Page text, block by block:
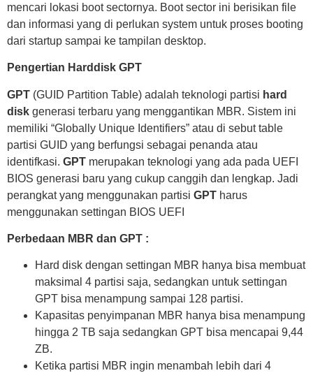
mencari lokasi boot sectornya. Boot sector ini berisikan file
dan informasi yang di perlukan system untuk proses booting
dari startup sampai ke tampilan desktop.
Pengertian Harddisk GPT
GPT (GUID Partition Table) adalah teknologi partisi hard
disk generasi terbaru yang menggantikan MBR. Sistem ini
memiliki “Globally Unique Identifiers” atau di sebut table
partisi GUID yang berfungsi sebagai penanda atau
identifkasi. GPT merupakan teknologi yang ada pada UEFI
BIOS generasi baru yang cukup canggih dan lengkap. Jadi
perangkat yang menggunakan partisi GPT harus
menggunakan settingan BIOS UEFI
Perbedaan MBR dan GPT :
Hard disk dengan settingan MBR hanya bisa membuat
maksimal 4 partisi saja, sedangkan untuk settingan
GPT bisa menampung sampai 128 partisi.
Kapasitas penyimpanan MBR hanya bisa menampung
hingga 2 TB saja sedangkan GPT bisa mencapai 9,44
ZB.
Ketika partisi MBR ingin menambah lebih dari 4